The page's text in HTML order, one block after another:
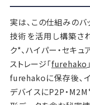
実は、この仕組みの
技術を活用し構築さ
ク*、ハイパー・セキ
ストレージ「furehako
furehakoに保存後、
デバイスにP2P・